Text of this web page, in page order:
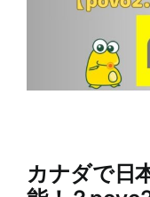
カナダで日